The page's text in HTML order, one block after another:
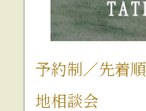
予約制／先着
地相談会